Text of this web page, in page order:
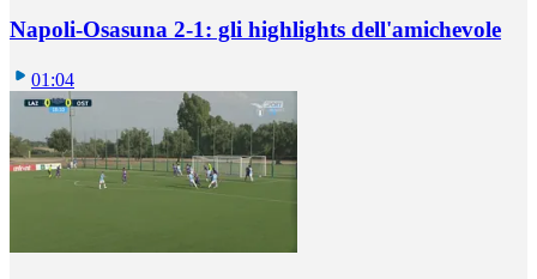
Napoli-Osasuna 2-1: gli highlights dell'amichevole
01:04